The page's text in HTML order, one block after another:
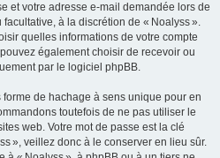
et votre adresse e-mail demandée lors de
à la discrétion de « Noalyss ».
quelles informations de votre compte
également choisir de recevoir ou
par le logiciel phpBB.
de hachage à sens unique pour en
toutefois de ne pas utiliser le
web. Votre mot de passe est la clé
», veillez donc à le conserver en lieu sûr.